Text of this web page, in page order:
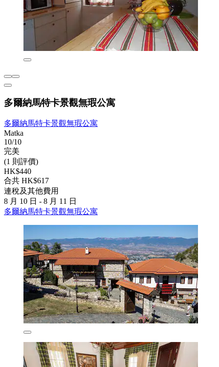
多爾納馬特卡景觀無瑕公寓
多爾納馬特卡景觀無瑕公寓
Matka
10/10
完美
(1 則評價)
HK$440
合共 HK$617
連稅及其他費用
8 月 10 日 - 8 月 11 日
多爾納馬特卡景觀無瑕公寓